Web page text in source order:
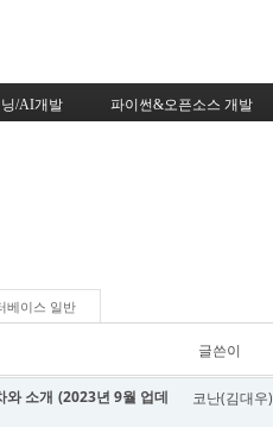
/AI개발 파이썬&오픈소스 개발
베이스 일반
글쓴이
와 소개 (2023년 9월 업데
코난(김대우)